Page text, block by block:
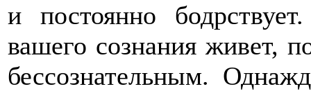
и постоянно
вашего сознания живет,
бессознательным.